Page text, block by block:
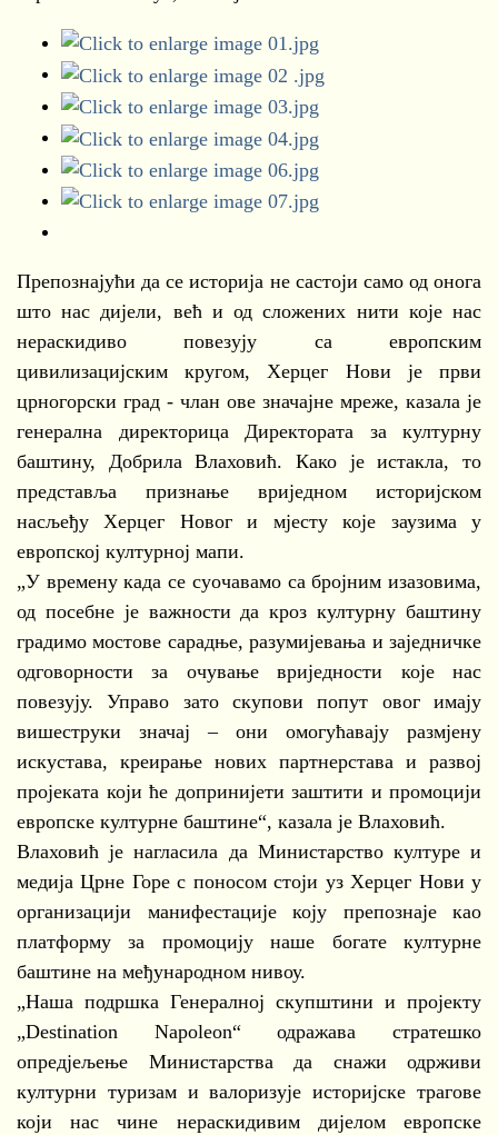
Препознајући да се историја не састоји само од онога
што нас дијели, већ и од сложених нити које нас
нераскидиво повезују са европским
цивилизацијским кругом, Херцег Нови је први
црногорски град - члан ове значајне мреже, казала је
генерална директорица Директората за културну
баштину, Добрила Влаховић. Како је истакла, то
представља признање вриједном историјском
насљеђу Херцег Новог и мјесту које заузима у
европској културној мапи.
„У времену када се суочавамо са бројним изазовима,
од посебне је важности да кроз културну баштину
градимо мостове сарадње, разумијевања и заједничке
одговорности за очување вриједности које нас
повезују. Управо зато скупови попут овог имају
вишеструки значај – они омогућавају размјену
искустава, креирање нових партнерстава и развој
пројеката који ће допринијети заштити и промоцији
европске културне баштине“, казала је Влаховић.
Влаховић је нагласила да Министарство културе и
медија Црне Горе с поносом стоји уз Херцег Нови у
организацији манифестације коју препознаје као
платформу за промоцију наше богате културне
баштине на међународном нивоу.
„Наша подршка Генералној скупштини и пројекту
„Destination Napoleon“ одражава стратешко
опредјељење Министарства да снажи одрживи
културни туризам и валоризује историјске трагове
који нас чине нераскидивим дијелом европске